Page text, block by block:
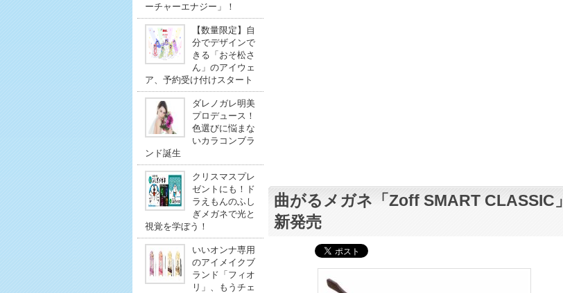
ーチャーエナジー」！
【数量限定】自
分でデザインで
きる「おそ松さ
ん」のアイウェ
ア、予約受け付けスタート
ダレノガレ明美
プロデュース！
色選びに悩まな
いカラコンブラ
ンド誕生
クリスマスプレ
ゼントにも！ド
ラえもんのふし
ぎメガネで光と
視覚を学ぼう！
いいオンナ専用
のアイメイクブ
ランド「フィオ
リ」、もうチェ
曲がるメガネ「Zoff SMART CLASSIC」
新発売